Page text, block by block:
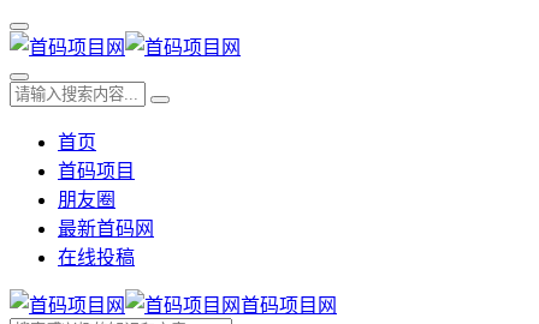
首页
首码项目
朋友圈
最新首码网
在线投稿
首码项目网